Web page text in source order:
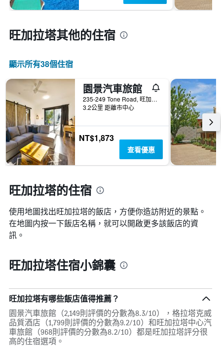
本
末
房
均
格。
旺加拉塔​其他的住宿
顯示所有38​個住宿
園景汽車旅館
235-249 Tone Road, 旺加拉塔, VIC, 澳洲
3.2公里 距離市中心
NT$1,873
查看優惠
旺加拉塔的住宿
使用地圖找出旺加拉塔​的飯店，方便你造訪附近的景點。
在地圖内按一下飯店名稱，就可以開啟更多該飯店的資
訊。
旺加拉塔住宿小錦囊
旺加拉塔有哪些飯店值得推薦？
園景汽車旅館（2,149則評價的分數為8.3/10），格拉塔克威
品質酒店（1,799則評價的分數為9.2/10）和旺加拉塔中心汽
車旅館（968則評價的分數為8.2/10）都是旺加拉塔評分很
高的住宿選項。